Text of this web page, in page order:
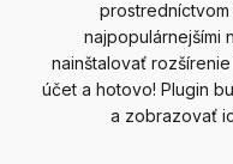
najpopulárnejšími
nainštalovať
účet a hotovo! Plugin
a zobrazovať